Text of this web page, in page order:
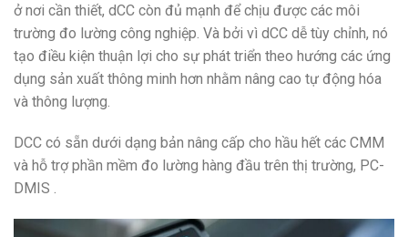
ở nơi cần thiết, dCC còn đủ mạnh để chịu được các môi
trường đo lường công nghiệp. Và bởi vì dCC dễ tùy chỉnh, nó
tạo điều kiện thuận lợi cho sự phát triển theo hướng các ứng
dụng sản xuất thông minh hơn nhằm nâng cao tự động hóa
và thông lượng.
DCC có sẵn dưới dạng bản nâng cấp cho hầu hết các CMM
và hỗ trợ phần mềm đo lường hàng đầu trên thị trường, PC-
DMIS .